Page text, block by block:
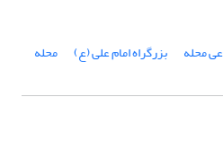
محله بزرگراه امام علی (ع) محله